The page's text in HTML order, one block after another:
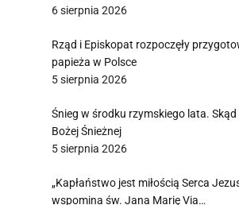
6 sierpnia 2026
Rząd i Episkopat rozpoczęły
papieża w Polsce
5 sierpnia 2026
Śnieg w środku rzymskiego lata.
Bożej Śnieżnej
5 sierpnia 2026
„Kapłaństwo jest miłością Serca
wspomina św. Jana Marię Via…